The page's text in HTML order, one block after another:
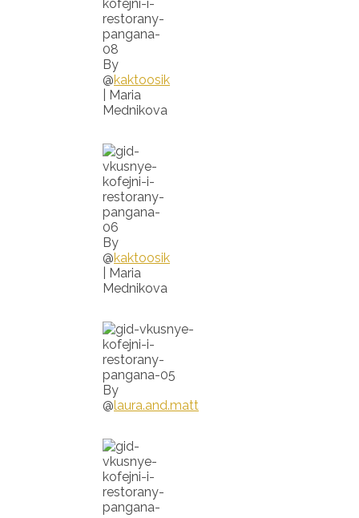
By
@kaktoosik
| Maria
Mednikova
By
@kaktoosik
| Maria
Mednikova
By
@laura.and.matt